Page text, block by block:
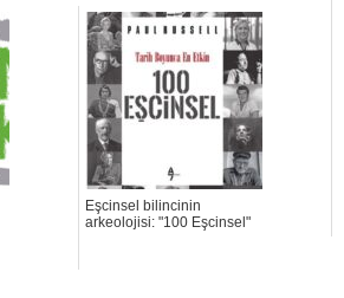
Eşcinsel bilincinin
arkeolojisi: "100 Eşcinsel"